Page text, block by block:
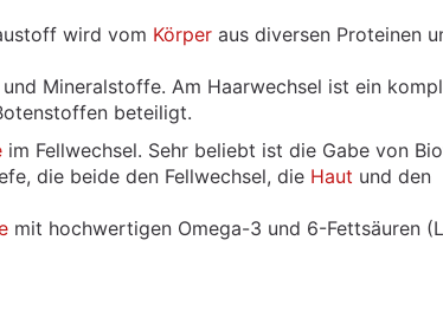
wird vom Körper aus diversen Proteinen
Mineralstoffe. Am Haarwechsel ist ein
beteiligt.
im Fellwechsel. Sehr beliebt ist die Gabe von
die beide den Fellwechsel, die Haut und den
mit hochwertigen Omega-3 und 6-Fettsäuren